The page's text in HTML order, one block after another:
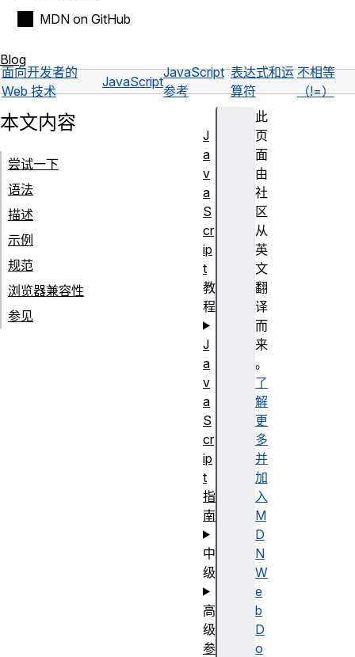
MDN on GitHub
Blog
面向开发者的
Web 技术
JavaScript
JavaScript
参考
表达式和运
算符
不相等
（!=）
此
页
面
由
社
区
从
英
文
翻
译
而
来
。
了
解
更
多
并
加
入
M
D
N
W
e
b
D
o
本文内容
尝试一下
语法
描述
示例
规范
浏览器兼容性
参见
J
a
v
a
S
cr
ip
t
教
程
J
a
v
a
S
cr
ip
t
指
南
中
级
高
级
参